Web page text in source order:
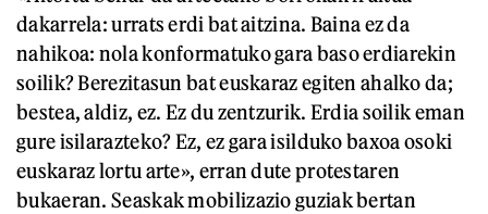
dakarrela: urrats erdi bat aitzina. Baina ez da
nahikoa: nola konformatuko gara baso erdiarekin
soilik? Berezitasun bat euskaraz egiten ahalko da;
bestea, aldiz, ez. Ez du zentzurik. Erdia soilik eman
gure isilarazteko? Ez, ez gara isilduko baxoa osoki
euskaraz lortu arte», erran dute protestaren
bukaeran. Seaskak mobilizazio guziak bertan